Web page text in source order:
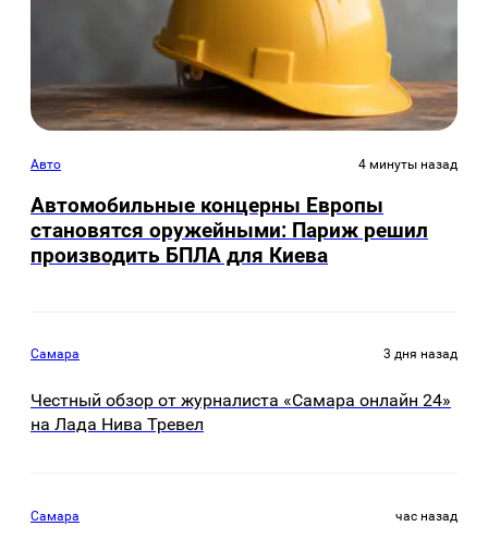
Авто 4 минуты назад
Автомобильные концерны Европы
становятся оружейными: Париж решил
производить БПЛА для Киева
Самара 3 дня назад
Честный обзор от журналиста «Самара онлайн 24»
на Лада Нива Тревел
Самара час назад